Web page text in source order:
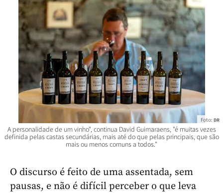
A personalidade de um vinho", continua David Guimaraens, "é muitas vezes
definida pelas castas secundárias, mais até do que pelas principais, que são
mais ou menos comuns a todos."
Foto: DR
O discurso é feito de uma assentada, sem
pausas, e não é difícil perceber o que leva